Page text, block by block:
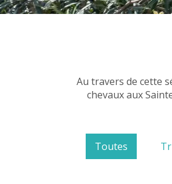
Au travers de cette
chevaux aux
Toutes